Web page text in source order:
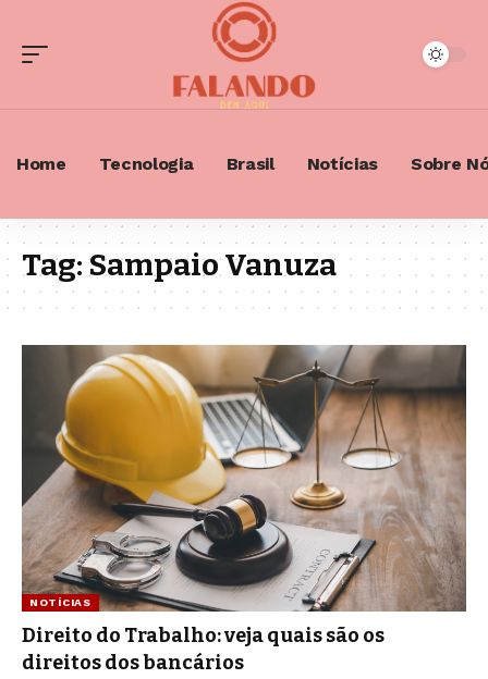
Home Tecnologia Brasil Notícias Sobre
Tag:Sampaio Vanuza
NOTÍCIAS
Direito do Trabalho: veja quais são os
direitos dos bancários